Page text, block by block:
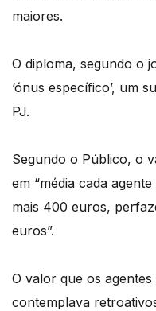
maiores.
O diploma, segundo o
‘ónus específico’, um
PJ.
Segundo o Público, o
em “média cada
mais 400 euros,
euros”.
O valor que os
contemplava